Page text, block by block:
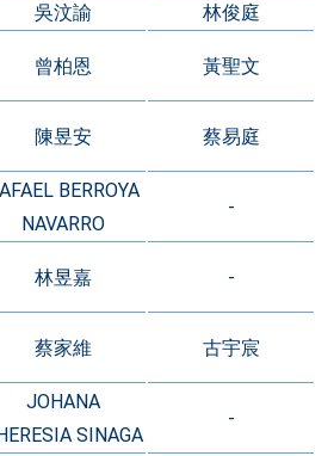
吳汶諭
林俊庭
曾柏恩 黃聖文
陳昱安 蔡易庭
BERROYA
NAVARRO
-
林昱嘉 -
蔡家維 古宇宸
JOHANA
SINAGA
-